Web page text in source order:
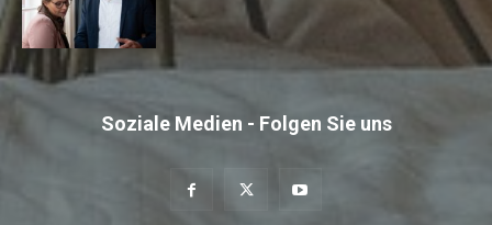
Soziale Medien - Folgen Sie uns